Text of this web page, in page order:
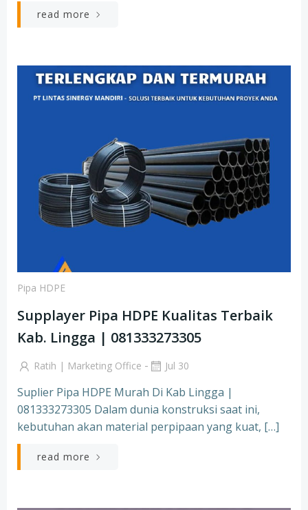
read more
Pipa HDPE
Supplayer Pipa HDPE Kualitas Terbaik
Kab. Lingga | 081333273305
Ratih | Marketing Office - Jul 30
Suplier Pipa HDPE Murah Di Kab Lingga |
081333273305 Dalam dunia konstruksi saat ini,
kebutuhan akan material perpipaan yang kuat, […]
read more